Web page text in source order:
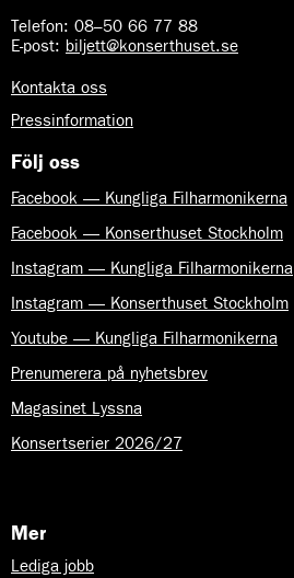
Telefon: 08–50 66 77 88
E-post: biljett@konserthuset.se
Kontakta oss
Pressinformation
Följ oss
Facebook — Kungliga Filharmonikerna
Facebook — Konserthuset Stockholm
Instagram — Kungliga Filharmonikerna
Instagram — Konserthuset Stockholm
Youtube — Kungliga Filharmonikerna
Prenumerera på nyhetsbrev
Magasinet Lyssna
Konsertserier 2026/27
Mer
Lediga jobb